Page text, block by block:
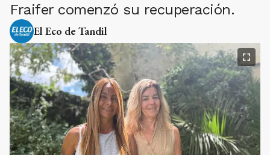
Fraifer comenzó su recuperación.
El Eco de Tandil